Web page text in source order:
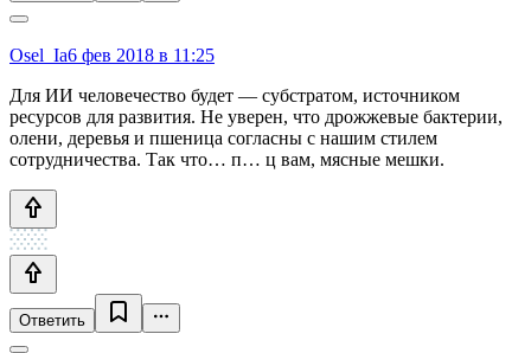
Osel_Ia6 фев 2018 в 11:25
Для ИИ человечество будет — субстратом, источником
ресурсов для развития. Не уверен, что дрожжевые бактерии,
олени, деревья и пшеница согласны с нашим стилем
сотрудничества. Так что… п… ц вам, мясные мешки.
Ответить